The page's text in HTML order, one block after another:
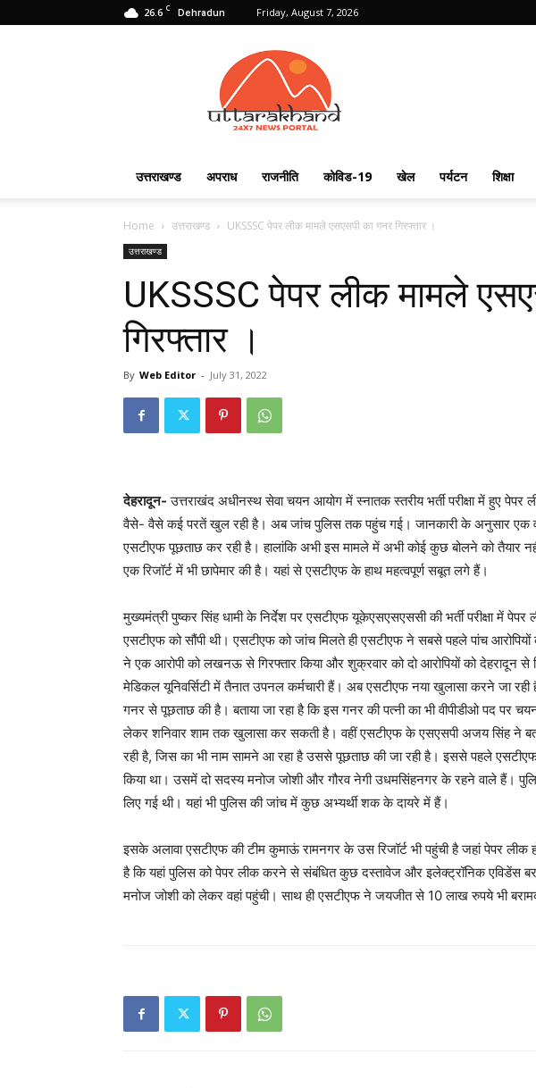
26.6 C Dehradun Friday, August 7, 2026
Uttarakhand
24X7
उत्तराखण्ड अपराध राजनीति कोविड-19 खेल पर्यटन शिक्षा
Home उत्तराखण्ड UKSSSC पेपर लीक मामले एसएसपी का गनर गिरफ्तार ।
उत्तराखण्ड
UKSSSC पेपर लीक मामले
गिरफ्तार ।
By Web Editor - July 31, 2022
देहरादून- उत्तराखंद अधीनस्थ सेवा चयन आयोग में स्नातक स्तरीय भर्ती परीक्षा में हुए
वैसे- वैसे कई परतें खुल रही है। अब जांच पुलिस तक पहुंच गई। जानकारी के अनुसार एक
एसटीएफ पूछताछ कर रही है। हालांकि अभी इस मामले में अभी कोई कुछ बोलने को तैयार
एक रिजॉर्ट में भी छापेमार की है। यहां से एसटीएफ के हाथ महत्वपूर्ण सबूत लगे हैं।
मुख्यमंत्री पुष्कर सिंह धामी के निर्देश पर एसटीएफ यूकेएसएसएससी की भर्ती परीक्षा में
एसटीएफ को सौंपी थी। एसटीएफ को जांच मिलते ही एसटीएफ ने सबसे पहले पांच
ने एक आरोपी को लखनऊ से गिरफ्तार किया और शुक्रवार को दो आरोपियों को देहरादून से
मेडिकल यूनिवर्सिटी में तैनात उपनल कर्मचारी हैं। अब एसटीएफ नया खुलासा करने जा
गनर से पूछताछ की है। बताया जा रहा है कि इस गनर की पत्नी का भी वीपीडीओ पद पर
लेकर शनिवार शाम तक खुलासा कर सकती है। वहीं एसटीएफ के एसएसपी अजय सिंह ने
रही है, जिस का भी नाम सामने आ रहा है उससे पूछताछ की जा रही है। इससे पहले एसटीएफ
किया था। उसमें दो सदस्य मनोज जोशी और गौरव नेगी उधमसिंहनगर के रहने वाले हैं।
लिए गई थी। यहां भी पुलिस की जांच में कुछ अभ्यर्थी शक के दायरे में हैं।
इसके अलावा एसटीएफ की टीम कुमाऊं रामनगर के उस रिजॉर्ट भी पहुंची है जहां पेपर लीक
है कि यहां पुलिस को पेपर लीक करने से संबंधित कुछ दस्तावेज और इलेक्ट्रॉनिक एविडेंस
मनोज जोशी को लेकर वहां पहुंची। साथ ही एसटीएफ ने जयजीत से 10 लाख रुपये भी